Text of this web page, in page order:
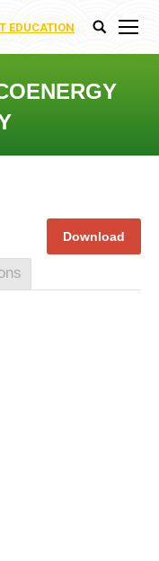
EDUCATION Поиск: